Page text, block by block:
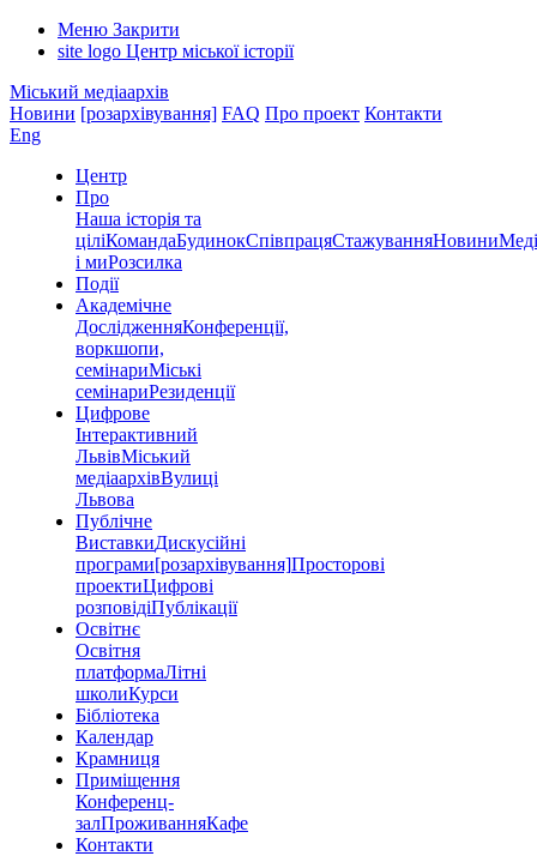
Меню Закрити
site logo Центр міської історії
Міський медіаархів
Новини [розархівування] FAQ Про проект Контакти
Eng
Центр
Про
Наша історія та
ціліКомандаБудинокСпівпрацяСтажуванняНовини
і миРозсилка
Події
Академічне
ДослідженняКонференції,
воркшопи,
семінариМіські
семінариРезиденції
Цифрове
Інтерактивний
ЛьвівМіський
медіаархівВулиці
Львова
Публічне
ВиставкиДискусійні
програми[розархівування]Просторові
проектиЦифрові
розповідіПублікації
Освітнє
Освітня
платформаЛітні
школиКурси
Бібліотека
Календар
Крамниця
Приміщення
Конференц-
залПроживанняКафе
Контакти